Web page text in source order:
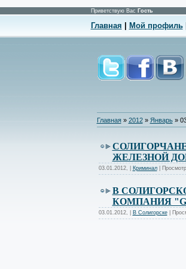
Приветствую Вас Гость
Главная Мой профиль|
Главная» 2012 » Январь »
ЖЕЛЕЗНОЙ
03.01.2012, Криминал|
В
КОМПАНИЯ
03.01.2012, В Солигорске|